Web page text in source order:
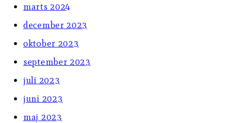
marts 2024
december 2023
oktober 2023
september 2023
juli 2023
juni 2023
maj 2023